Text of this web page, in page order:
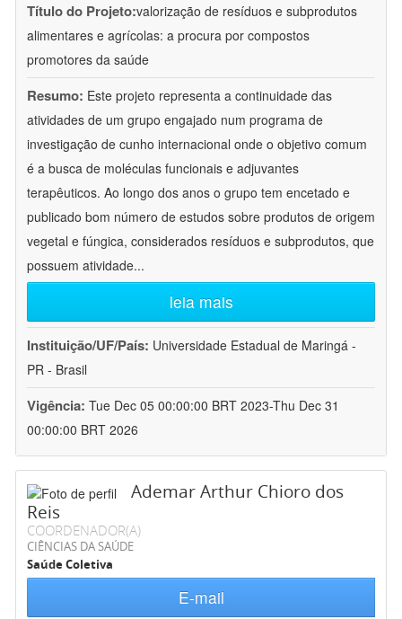
Título do Projeto:valorização de resíduos e subprodutos
alimentares e agrícolas: a procura por compostos
promotores da saúde
Resumo: Este projeto representa a continuidade das
atividades de um grupo engajado num programa de
investigação de cunho internacional onde o objetivo comum
é a busca de moléculas funcionais e adjuvantes
terapêuticos. Ao longo dos anos o grupo tem encetado e
publicado bom número de estudos sobre produtos de origem
vegetal e fúngica, considerados resíduos e subprodutos, que
possuem atividade...
leia mais
Instituição/UF/País: Universidade Estadual de Maringá -
PR - Brasil
Vigência: Tue Dec 05 00:00:00 BRT 2023-Thu Dec 31
00:00:00 BRT 2026
Ademar Arthur Chioro dos
Reis
COORDENADOR(A)
CIÊNCIAS DA SAÚDE
Saúde Coletiva
E-mail